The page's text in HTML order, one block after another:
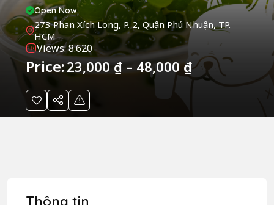
Open Now
273 Phan Xích Long, P. 2, Quận Phú Nhuận, TP.
HCM
Views: 8.620
Price:23,000₫ – 48,000₫
Thông tin